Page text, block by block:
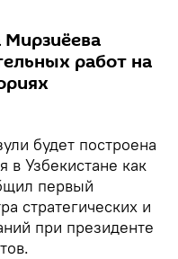
работ на
будет построена
в Узбекистане как
первый
стратегических и
при президенте